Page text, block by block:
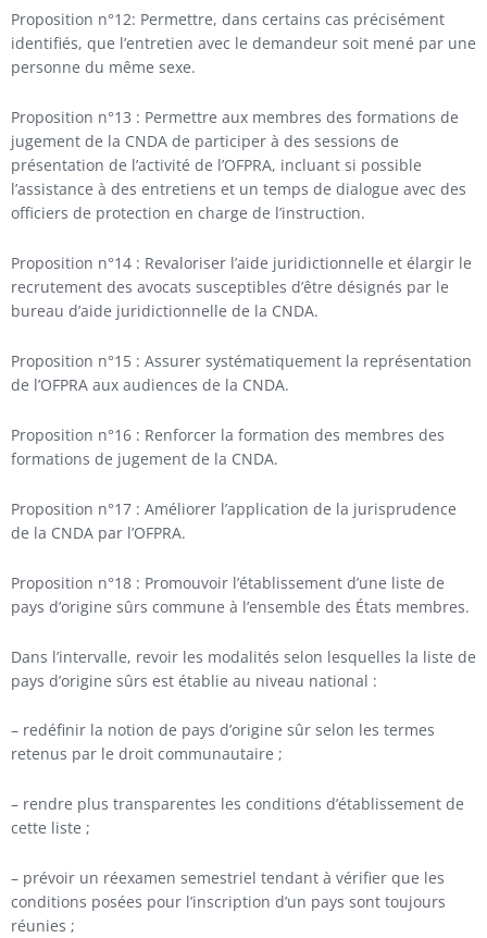
Proposition n°12: Permettre, dans certains cas précisément
identifiés, que l’entretien avec le demandeur soit mené par une
personne du même sexe.
Proposition n°13 : Permettre aux membres des formations de
jugement de la CNDA de participer à des sessions de
présentation de l’activité de l’OFPRA, incluant si possible
l’assistance à des entretiens et un temps de dialogue avec des
officiers de protection en charge de l’instruction.
Proposition n°14 : Revaloriser l’aide juridictionnelle et élargir le
recrutement des avocats susceptibles d’être désignés par le
bureau d’aide juridictionnelle de la CNDA.
Proposition n°15 : Assurer systématiquement la représentation
de l’OFPRA aux audiences de la CNDA.
Proposition n°16 : Renforcer la formation des membres des
formations de jugement de la CNDA.
Proposition n°17 : Améliorer l’application de la jurisprudence
de la CNDA par l’OFPRA.
Proposition n°18 : Promouvoir l’établissement d’une liste de
pays d’origine sûrs commune à l’ensemble des États membres.
Dans l’intervalle, revoir les modalités selon lesquelles la liste de
pays d’origine sûrs est établie au niveau national :
– redéfinir la notion de pays d’origine sûr selon les termes
retenus par le droit communautaire ;
– rendre plus transparentes les conditions d’établissement de
cette liste ;
– prévoir un réexamen semestriel tendant à vérifier que les
conditions posées pour l’inscription d’un pays sont toujours
réunies ;